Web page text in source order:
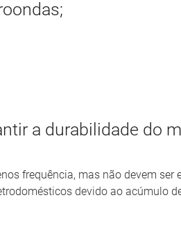
a durabilidade do
frequência, mas não devem ser
devido ao acúmulo